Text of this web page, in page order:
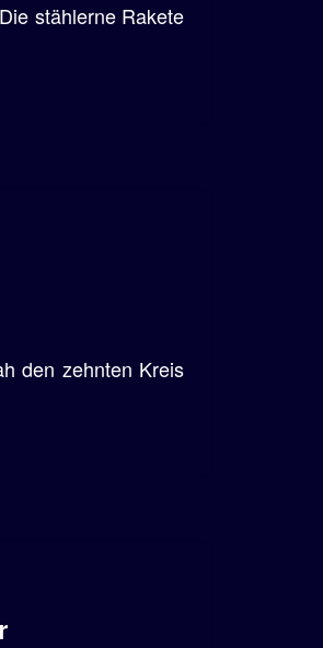
stählerne Rakete
den zehnten Kreis